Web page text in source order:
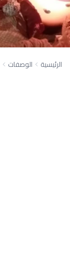
الرئيسية الوصفات